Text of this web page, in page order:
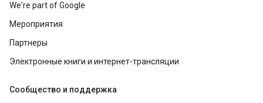
We're part of Google
Мероприятия
Партнеры
Электронные книги и интернет-трансляции
Сообщество и поддержка